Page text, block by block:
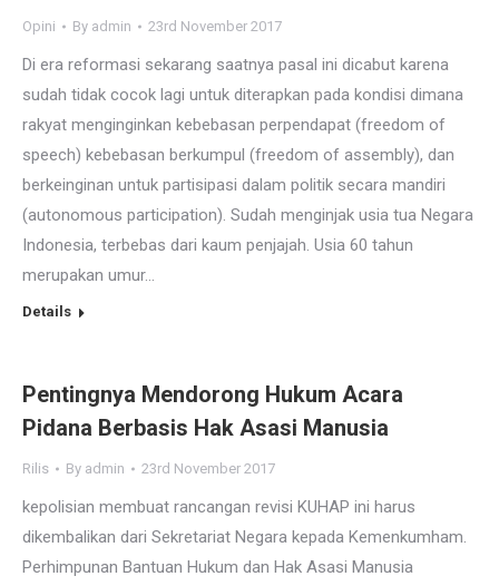
Opini By admin 23rd November 2017
Di era reformasi sekarang saatnya pasal ini dicabut karena
sudah tidak cocok lagi untuk diterapkan pada kondisi dimana
rakyat menginginkan kebebasan perpendapat (freedom of
speech) kebebasan berkumpul (freedom of assembly), dan
berkeinginan untuk partisipasi dalam politik secara mandiri
(autonomous participation). Sudah menginjak usia tua Negara
Indonesia, terbebas dari kaum penjajah. Usia 60 tahun
merupakan umur…
Details
Pentingnya Mendorong Hukum Acara
Pidana Berbasis Hak Asasi Manusia
Rilis By admin 23rd November 2017
kepolisian membuat rancangan revisi KUHAP ini harus
dikembalikan dari Sekretariat Negara kepada Kemenkumham.
Perhimpunan Bantuan Hukum dan Hak Asasi Manusia